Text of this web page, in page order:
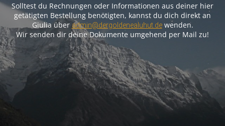
Solltest du Rechnungen oder Informationen aus deiner hier
getätigten Bestellung benötigten, kannst du dich direkt an
Giulia über admin@dergoldenealuhut.dewenden.
Wir senden dir deine Dokumente umgehend per Mail zu!